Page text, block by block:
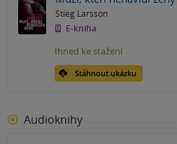
Stieg Larsson
E-kniha
Stáhnout ukázku
Ihned ke stažení
Audioknihy